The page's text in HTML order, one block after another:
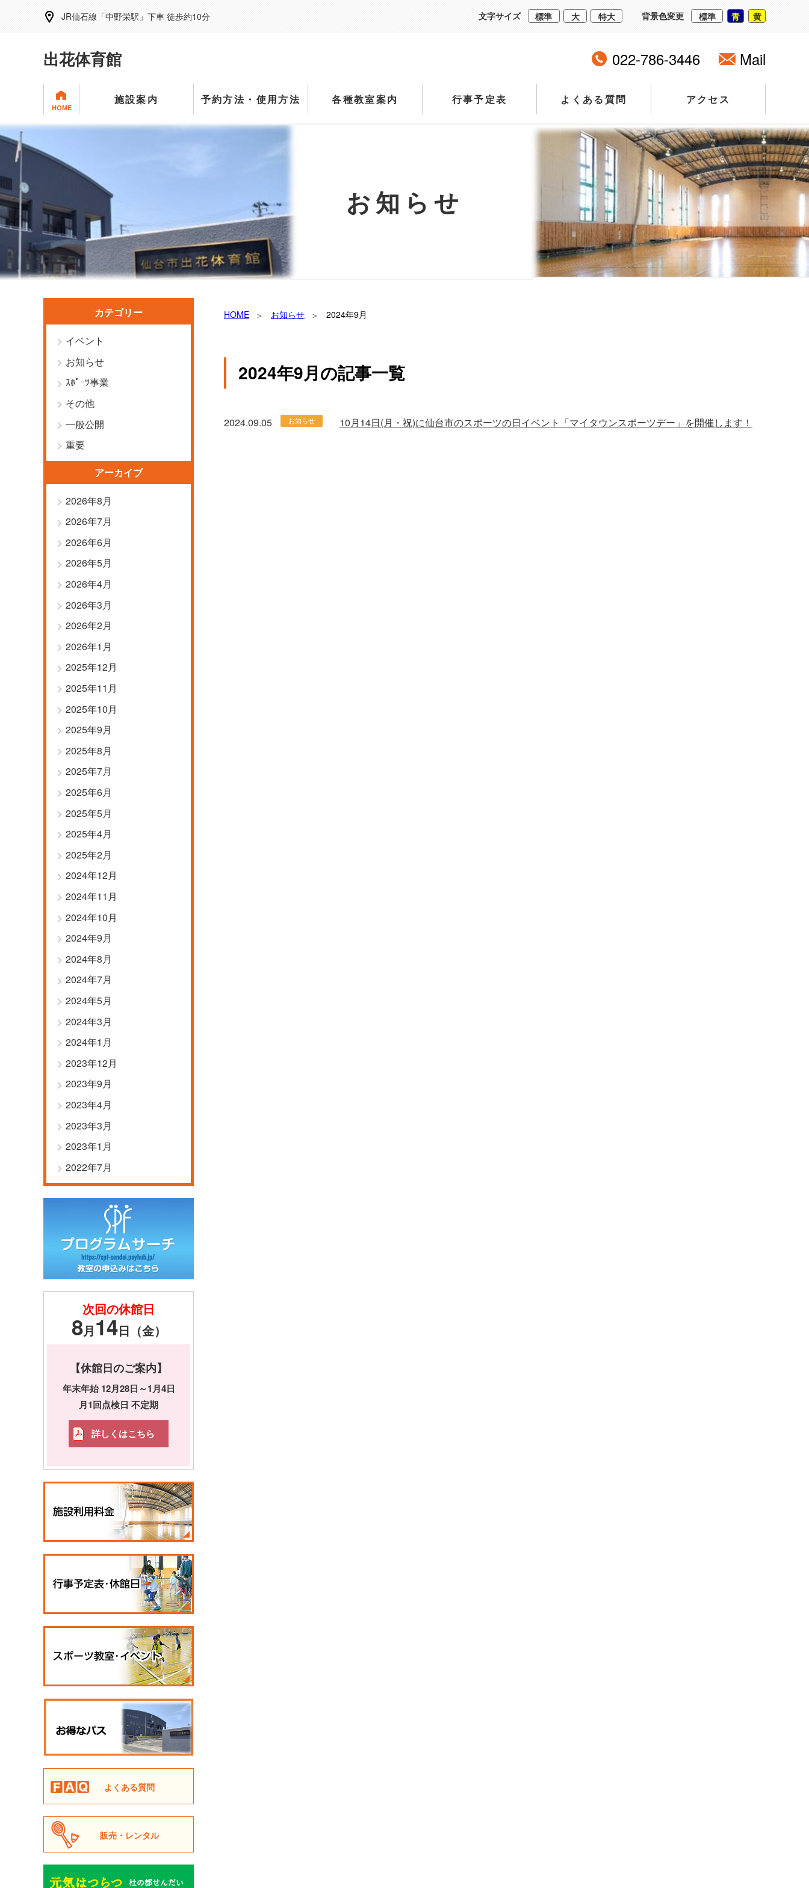
JR仙石線「中野栄駅」下車 徒歩約10分 背景色変更 標準 青 黄
文字サイズ 標準 大 特大
出花体育館 022-786-3446 Mail
HOME
施設案内 予約方法・使用方法 各種教室案内 行事予定表 よくある質問 アクセス
お知らせ
HOME お知らせ 2024年9月
2024年9月の記事一覧
2024.09.05 お知らせ 10月14日(月・祝)に仙台市のスポーツの日イベント「マイタウンスポーツデー」を開催します！
カテゴリー
イベント
お知らせ
ｽﾎﾟｰﾂ事業
その他
一般公開
重要
アーカイブ
2026年8月
2026年7月
2026年6月
2026年5月
2026年4月
2026年3月
2026年2月
2026年1月
2025年12月
2025年11月
2025年10月
2025年9月
2025年8月
2025年7月
2025年6月
2025年5月
2025年4月
2025年2月
2024年12月
2024年11月
2024年10月
2024年9月
2024年8月
2024年7月
2024年5月
2024年3月
2024年1月
2023年12月
2023年9月
2023年4月
2023年3月
2023年1月
2022年7月
次回の休館日
8月14日（金）
【休館日のご案内】
年末年始 12月28日～1月4日
月1回点検日 不定期
詳しくはこちら
よくある質問
販売・レンタル